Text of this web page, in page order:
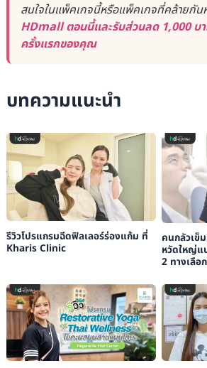
สนใจในแพ็คเกจนี้หรือแพ็คเกจที่คล้ายกัน
HDmall ตอนนี้และรับส่วนลด 1,000 บ
ครั้งแรกของคุณ
บทความแนะนำ
รีวิวโปรแกรมฉีดฟิลเลอร์ร่องแก้ม ที่
Kharis Clinic
คนกลัวเข็
หวัดใหญ่
2 ทางเลือ